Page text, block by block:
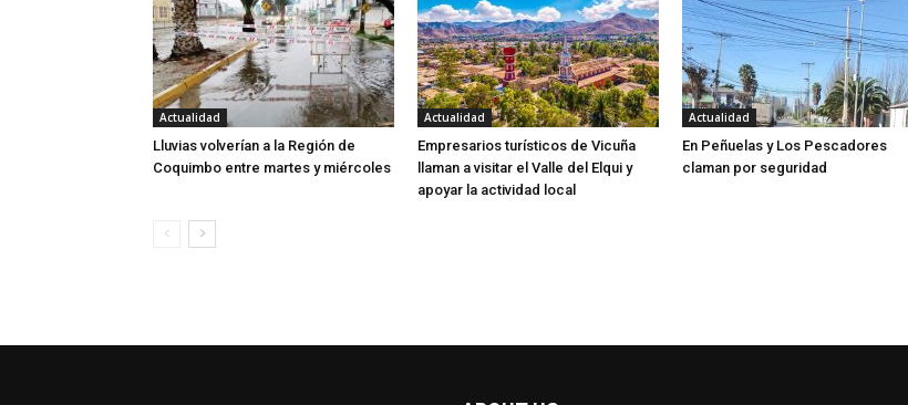
Actualidad
Lluvias volverían a la Región de
Coquimbo entre martes y miércoles
Actualidad
Empresarios turísticos de Vicuña
llaman a visitar el Valle del Elqui y
apoyar la actividad local
Actualidad
En Peñuelas y Los Pescadores
claman por seguridad